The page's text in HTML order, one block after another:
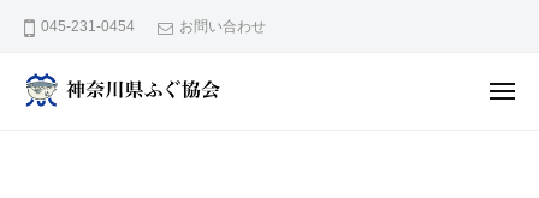
045-231-0454 お問い合わせ
メ
奈
県